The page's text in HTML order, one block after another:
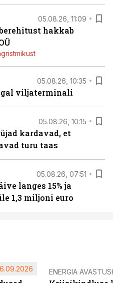
05.08.26, 11:09
hakkab
05.08.26, 10:35
viljaterminali
05.08.26, 10:15
kardavad, et
turu taas
05.08.26, 07:51
langes 15% ja
1,3 miljoni euro
ENERGIA